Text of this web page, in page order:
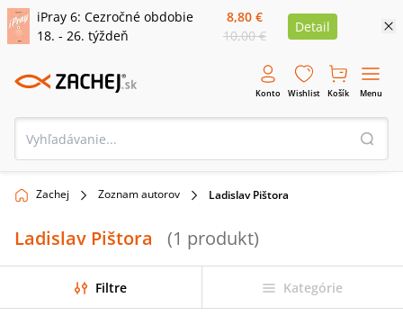
iPray 6: Cezročné obdobie
18. - 26. týždeň
8,80 €
10,00 €
Detail
Konto Wishlist Košík Menu
Zachej Zoznam autorov Ladislav Pištora
Ladislav Pištora (1 produkt)
Filtre Kategórie